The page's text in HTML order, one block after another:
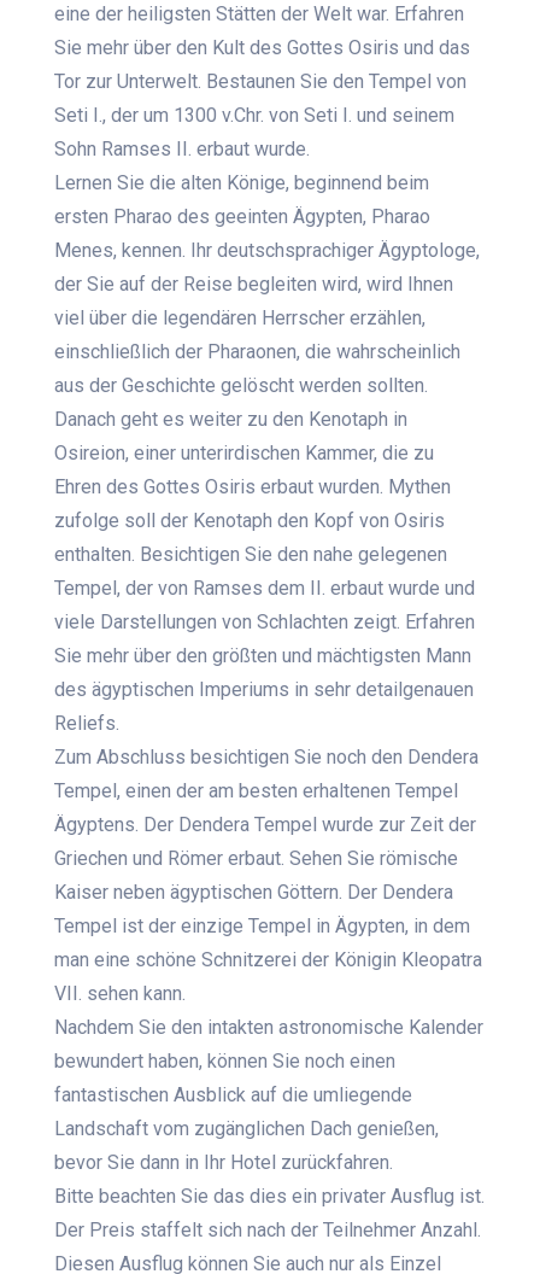
eine der heiligsten Stätten der Welt war. Erfahren
Sie mehr über den Kult des Gottes Osiris und das
Tor zur Unterwelt. Bestaunen Sie den Tempel von
Seti I., der um 1300 v.Chr. von Seti I. und seinem
Sohn Ramses II. erbaut wurde.
Lernen Sie die alten Könige, beginnend beim
ersten Pharao des geeinten Ägypten, Pharao
Menes, kennen. Ihr deutschsprachiger Ägyptologe,
der Sie auf der Reise begleiten wird, wird Ihnen
viel über die legendären Herrscher erzählen,
einschließlich der Pharaonen, die wahrscheinlich
aus der Geschichte gelöscht werden sollten.
Danach geht es weiter zu den Kenotaph in
Osireion, einer unterirdischen Kammer, die zu
Ehren des Gottes Osiris erbaut wurden. Mythen
zufolge soll der Kenotaph den Kopf von Osiris
enthalten. Besichtigen Sie den nahe gelegenen
Tempel, der von Ramses dem II. erbaut wurde und
viele Darstellungen von Schlachten zeigt. Erfahren
Sie mehr über den größten und mächtigsten Mann
des ägyptischen Imperiums in sehr detailgenauen
Reliefs.
Zum Abschluss besichtigen Sie noch den Dendera
Tempel, einen der am besten erhaltenen Tempel
Ägyptens. Der Dendera Tempel wurde zur Zeit der
Griechen und Römer erbaut. Sehen Sie römische
Kaiser neben ägyptischen Göttern. Der Dendera
Tempel ist der einzige Tempel in Ägypten, in dem
man eine schöne Schnitzerei der Königin Kleopatra
VII. sehen kann.
Nachdem Sie den intakten astronomische Kalender
bewundert haben, können Sie noch einen
fantastischen Ausblick auf die umliegende
Landschaft vom zugänglichen Dach genießen,
bevor Sie dann in Ihr Hotel zurückfahren.
Bitte beachten Sie das dies ein privater Ausflug ist.
Der Preis staffelt sich nach der Teilnehmer Anzahl.
Diesen Ausflug können Sie auch nur als Einzel